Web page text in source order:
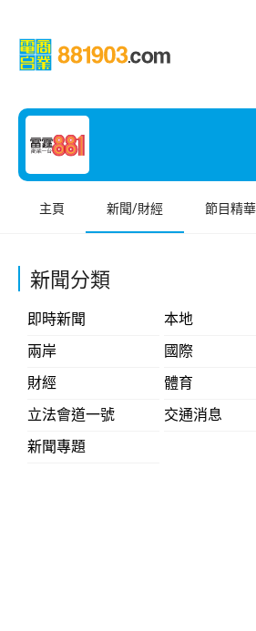
主頁 新聞/財經 節目精華
新聞分類
即時新聞
本地
兩岸
國際
財經
體育
立法會道一號
交通消息
新聞專題